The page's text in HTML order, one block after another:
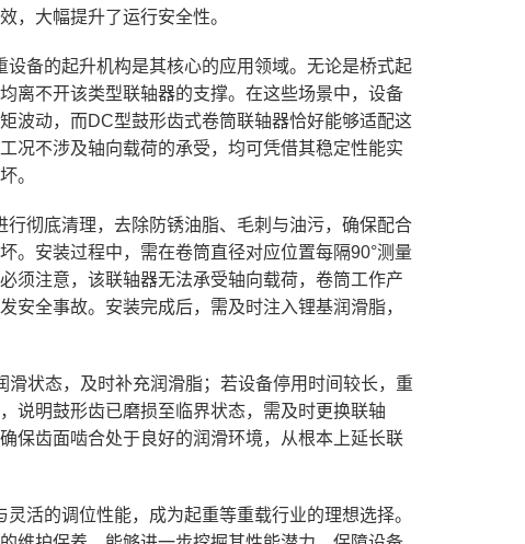
，大幅提升了运行安全性。
备的起升机构是其核心的应用领域。无论是桥式起
离不开该类型联轴器的支撑。在这些场景中，设备
波动，而DC型鼓形齿式卷筒联轴器恰好能够适配这
况不涉及轴向载荷的承受，均可凭借其稳定性能实
。
彻底清理，去除防锈油脂、毛刺与油污，确保配合
。安装过程中，需在卷筒直径对应位置每隔90°测量
须注意，该联轴器无法承受轴向载荷，卷筒工作产
全事故。安装完成后，需及时注入锂基润滑脂，
状态，及时补充润滑脂；若设备停用时间较长，重
说明鼓形齿已磨损至临界状态，需及时更换联轴
保齿面啮合处于良好的润滑环境，从根本上延长联
活的调位性能，成为起重等重载行业的理想选择。